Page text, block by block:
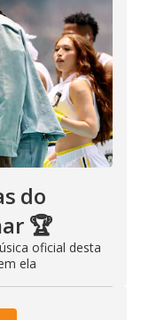
do
🏆
oficial desta
ela